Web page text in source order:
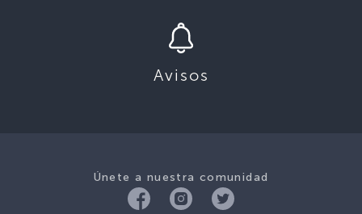
Avisos
Únete a nuestra comunidad